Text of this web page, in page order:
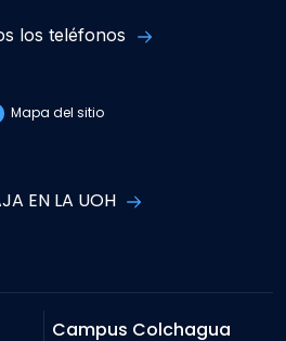
los teléfonos
Mapa del sitio
EN LA UOH
Campus Colchagua